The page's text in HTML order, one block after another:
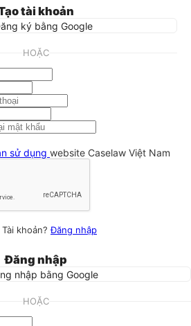
tài khoản
ký bằng Google
HOẶC
sử dụng website Caselaw Việt Nam
khoản?Đăng nhập
Đăng nhập
nhập bằng Google
HOẶC